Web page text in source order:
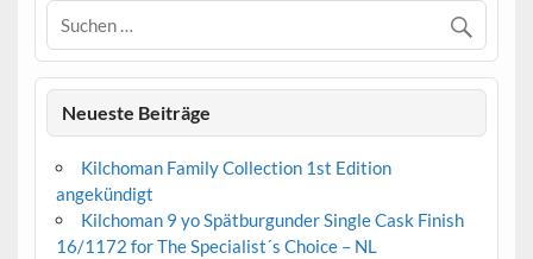
Neueste Beiträge
Kilchoman Family Collection 1st Edition
angekündigt
Kilchoman 9 yo Spätburgunder Single Cask Finish
16/1172 for The Specialist´s Choice – NL